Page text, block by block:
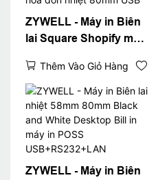
ZYWELL - Máy in Biên
lai Square Shopify mới
OEM Máy in hóa đơn
nhiệt 80mm USB
Thêm Vào Giỏ Hàng
ZYWELL - Máy in Biên